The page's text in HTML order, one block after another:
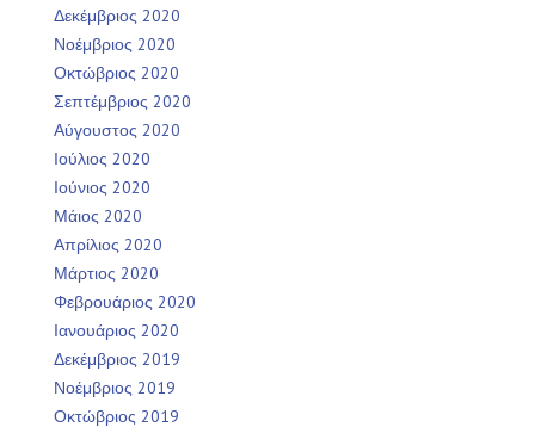
Δεκέμβριος 2020
Νοέμβριος 2020
Οκτώβριος 2020
Σεπτέμβριος 2020
Αύγουστος 2020
Ιούλιος 2020
Ιούνιος 2020
Μάιος 2020
Απρίλιος 2020
Μάρτιος 2020
Φεβρουάριος 2020
Ιανουάριος 2020
Δεκέμβριος 2019
Νοέμβριος 2019
Οκτώβριος 2019